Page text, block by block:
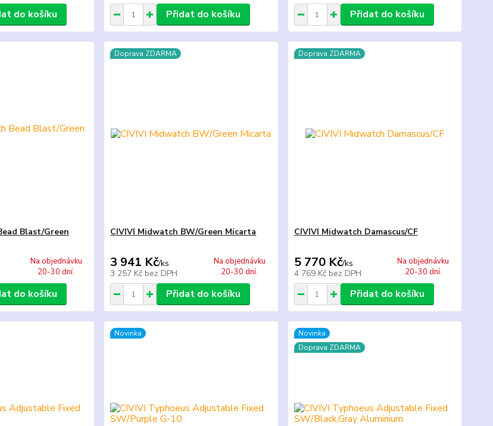
do košíku Přidat do košíku Přidat do košíku
Blast/Green
Na objednávku
20-30 dní.
do košíku
Doprava ZDARMA
CIVIVI Midwatch BW/Green Micarta
3 941 Kč/ks
3 257 Kč bez DPH
Na objednávku
20-30 dní.
Přidat do košíku
Doprava ZDARMA
CIVIVI Midwatch Damascus/CF
5 770 Kč/ks
4 769 Kč bez DPH
Na objednávku
20-30 dní.
Přidat do košíku
Novinka
Novinka
Doprava ZDARMA